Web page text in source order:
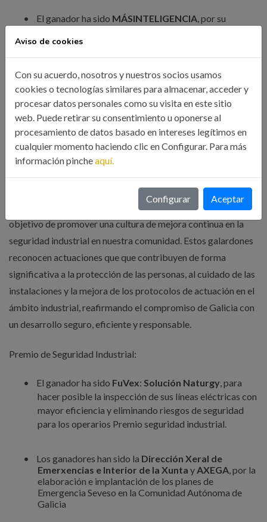
• El ganador ha sido MÁSINTELIGENCIA, por su
• El ganador ha sidoAplicaciones de Bombeo
Industrial, S.L. (ABIN),por su actuación “Educación
para la sostenibilidad: Las pequeñas acciones generan
grandes impactos”.
Este año se celebra la segunda convocatoria de los
y Energía de Galicia 2025, una iniciativa impulsada
conjuntamente por el ICOIIG y la Xunta de Galicia con el
objetivo de promover una cultura de mejora continua en la
seguridad industrial en nuestra comunidad. Estos galardones
reconocen actuaciones que que contribuyen de forma
significativa a la protección de las personas, al cuidado de las
instalaciones y la mejora de los protocolos de actuación en el
ámbito industrial, reafirmando el compromiso de Galicia con
un desarrollo seguro, eficiente y responsable.
Premio de Seguridad Industrial:
• El ganador ha sido FuVex: Solución Naturgy, para
hacer posible la inspección de sus líneas eléctricas con
mayor eficiencia y eliminando riesgos de seguridad
para los operarios Premio seguridad industrial.
• Los ganadores han sido la Dirección Xeral de
Emerxencias e Interior de la Xunta yAXEGA, por la
elaboración e implantación de los planes de
Emergencia Seveso en la Comunidad Autónoma de
Galicia
Aviso de cookies
Con su acuerdo, nosotros y nuestros socios usamos
cookies o tecnologías similares para almacenar, acceder y
procesar datos personales como su visita en este sitio
web. Puede retirar su consentimiento u oponerse al
procesamiento de datos basado en intereses legítimos en
cualquier momento haciendo clic en Configurar. Para más
información pincheaquí.
Configurar Aceptar